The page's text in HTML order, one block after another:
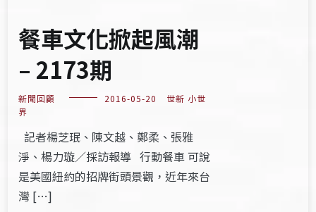
餐車文化掀起風潮
– 2173期
新聞回顧 2016-05-20
世新 小世
界
記者楊芝珉、陳文越、鄭柔、張雅
淨、楊力璇／採訪報導 行動餐車 可說
是美國紐約的招牌街頭景觀，近年來台
灣 […]